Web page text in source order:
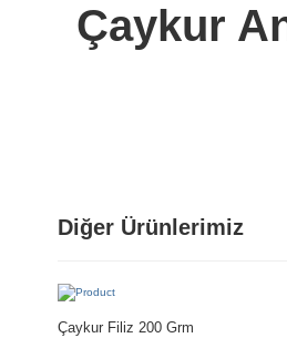
Çaykur
Diğer Ürünlerimiz
Çaykur Filiz 200 Grm